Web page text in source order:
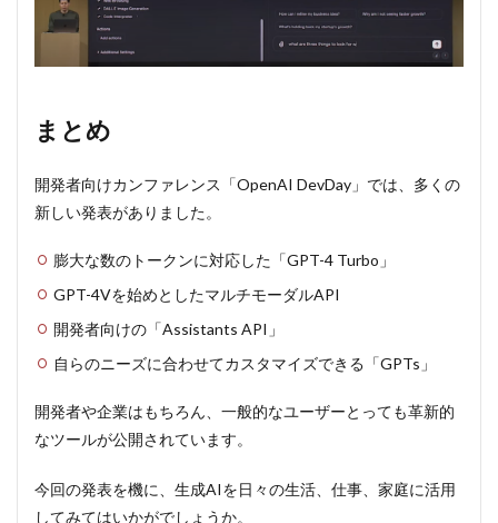
まとめ
開発者向けカンファレンス「OpenAI DevDay」では、多くの
新しい発表がありました。
膨大な数のトークンに対応した「GPT-4 Turbo」
GPT-4Vを始めとしたマルチモーダルAPI
開発者向けの「Assistants API」
自らのニーズに合わせてカスタマイズできる「GPTs」
開発者や企業はもちろん、一般的なユーザーとっても革新的
なツールが公開されています。
今回の発表を機に、生成AIを日々の生活、仕事、家庭に活用
してみてはいかがでしょうか。